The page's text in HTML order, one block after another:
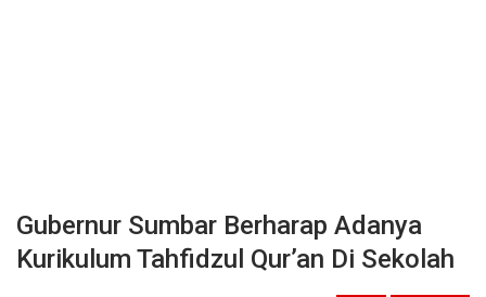
Gubernur Sumbar Berharap Adanya
Kurikulum Tahfidzul Qur’an Di Sekolah